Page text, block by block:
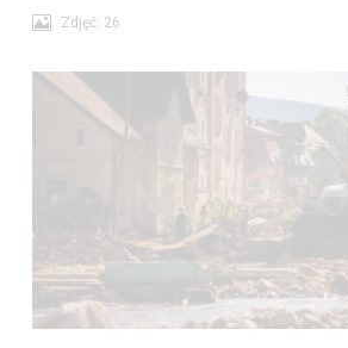
Zdjęć: 26